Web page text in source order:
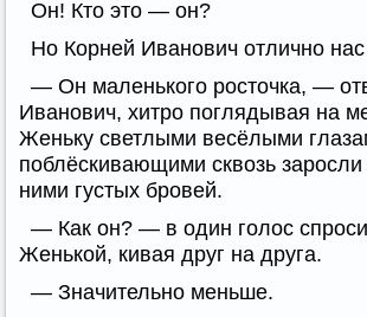
Он! Кто это — он?
Но Корней Иванович отлично
— Он маленького росточка, —
Иванович, хитро поглядывая на
Женьку светлыми весёлыми
поблёскивающими сквозь
ними густых бровей.
— Как он? — в один голос
Женькой, кивая друг на друга.
— Значительно меньше.